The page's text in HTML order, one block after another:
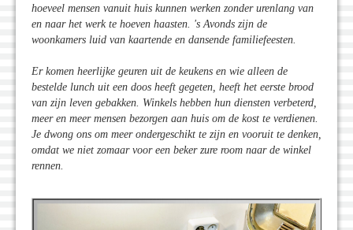
hoeveel mensen vanuit huis kunnen werken zonder urenlang van
en naar het werk te hoeven haasten. 's Avonds zijn de
woonkamers luid van kaartende en dansende familiefeesten.
Er komen heerlijke geuren uit de keukens en wie alleen de
bestelde lunch uit een doos heeft gegeten, heeft het eerste brood
van zijn leven gebakken. Winkels hebben hun diensten verbeterd,
meer en meer mensen bezorgen aan huis om de kost te verdienen.
Je dwong ons om meer ondergeschikt te zijn en vooruit te denken,
omdat we niet zomaar voor een beker zure room naar de winkel
rennen.